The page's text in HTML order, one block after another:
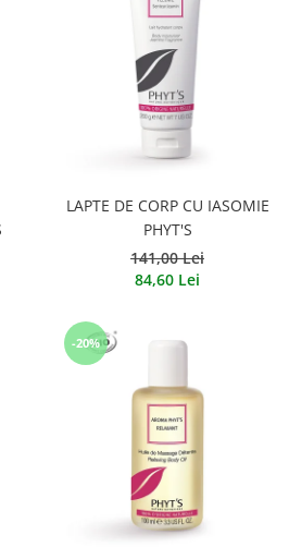
LAPTE DE CORP CU IASOMIE
PHYT'S
141,00 Lei
84,60 Lei
-20%